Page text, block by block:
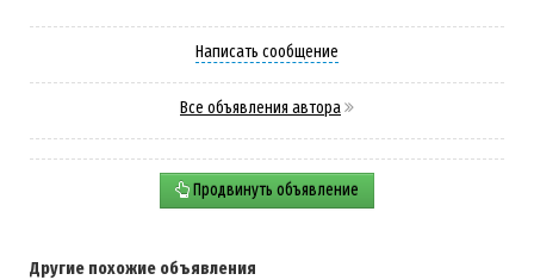
Написать сообщение
Все объявления автора
Продвинуть объявление
Другие похожие объявления